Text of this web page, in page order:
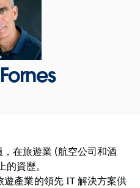
在旅遊業 (航空公司和酒
資歷。
產業的領先 IT 解決方案供